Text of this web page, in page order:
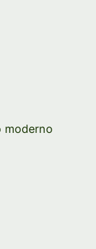
moderno